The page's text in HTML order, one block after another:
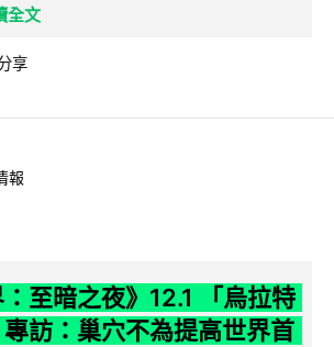
全文
享
報
：至暗之夜》12.1 「烏拉特
訪：巢穴不為提高世界首